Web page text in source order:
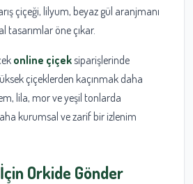
çiçeği, lilyum, beyaz gül aranjmanı
öne çıkar.
online çiçeksiparişlerinde
çiçeklerden kaçınmak daha
lila, mor ve yeşil tonlarda
kurumsal ve zarif bir izlenim
Orkide Gönder